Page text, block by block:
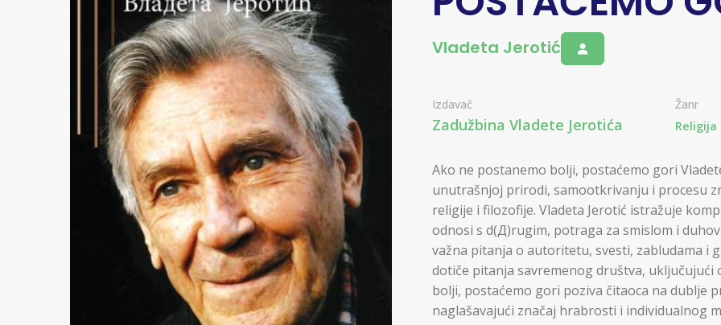
Vladeta Jerotić
Izdavač
Zadužbina Vladete Jerotića
Žanr
Ako ne postanemo bolji, postaćemo gori
unutrašnjoj prirodi, samootkrivanju i procesu
religije i filozofije. Vladeta Jerotić istražuje
odnosi s d(Д)rugim, potraga za smislom i
važna pitanja o autoritetu, svesti, zabludama i
dotiče pitanja savremenog društva,
bolji, postaćemo gori poziva čitaoca na dublje
naglašavajući značaj hrabrosti i individualnog